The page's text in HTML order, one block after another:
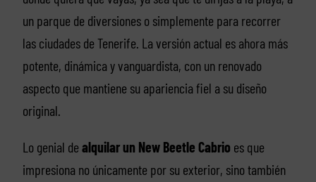
un parque de diversiones o simplemente para recorrer
las ciudades de Tenerife. La versión actual es ahora más
potente, dinámica y vanguardista, con un renovado
aspecto que mantiene su apariencia fiel a su diseño
original.
Lo genial de alquilar un New Beetle Cabrio es que
impresiona no únicamente por su exterior, sino también